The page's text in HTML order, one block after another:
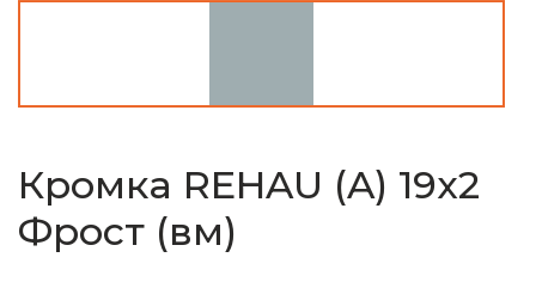
Кромка REHAU (A) 19х2
Фрост (вм)